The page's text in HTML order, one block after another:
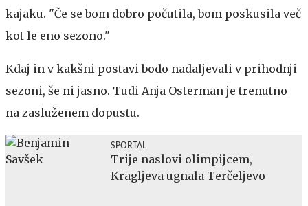
kajaku. "Če se bom dobro počutila, bom poskusila več
kot le eno sezono."
Kdaj in v kakšni postavi bodo nadaljevali v prihodnji
sezoni, še ni jasno. Tudi Anja Osterman je trenutno
na zasluženem dopustu.
SPORTAL
Trije naslovi olimpijcem,
Kragljeva ugnala Terčeljevo